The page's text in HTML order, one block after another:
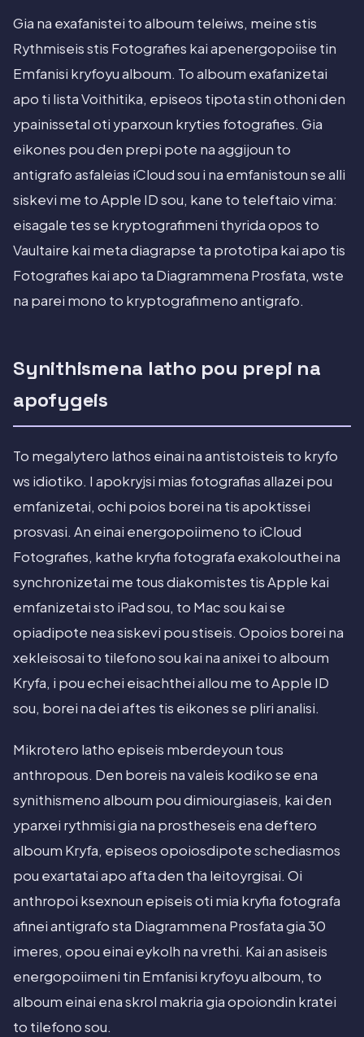
Gia na exafanistei to alboum teleiws, meine stis
Rythmiseis stis Fotografies kai apenergopoiise tin
Emfanisi kryfoyu alboum. To alboum exafanizetai
apo ti lista Voithitika, episeos tipota stin othoni den
ypainissetal oti yparxoun kryties fotografies. Gia
eikones pou den prepi pote na aggijoun to
antigrafo asfaleias iCloud sou i na emfanistoun se alli
siskevi me to Apple ID sou, kane to teleftaio vima:
eisagale tes se kryptografimeni thyrida opos to
Vaultaire kai meta diagrapse ta prototipa kai apo tis
Fotografies kai apo ta Diagrammena Prosfata, wste
na parei mono to kryptografimeno antigrafo.
Synithismena latho pou prepi na
apofygeis
To megalytero lathos einai na antistoisteis to kryfo
ws idiotiko. I apokryjsi mias fotografias allazei pou
emfanizetai, ochi poios borei na tis apoktissei
prosvasi. An einai energopoiimeno to iCloud
Fotografies, kathe kryfia fotografa exakolouthei na
synchronizetai me tous diakomistes tis Apple kai
emfanizetai sto iPad sou, to Mac sou kai se
opiadipote nea siskevi pou stiseis. Opoios borei na
xekleisosai to tilefono sou kai na anixei to alboum
Kryfa, i pou echei eisachthei allou me to Apple ID
sou, borei na dei aftes tis eikones se pliri analisi.
Mikrotero latho episeis mberdeyoun tous
anthropous. Den boreis na valeis kodiko se ena
synithismeno alboum pou dimiourgiaseis, kai den
yparxei rythmisi gia na prostheseis ena deftero
alboum Kryfa, episeos opoiosdipote schediasmos
pou exartatai apo afta den tha leitoyrgisai. Oi
anthropoi ksexnoun episeis oti mia kryfia fotografa
afinei antigrafo sta Diagrammena Prosfata gia 30
imeres, opou einai eykolh na vrethi. Kai an asiseis
energopoiimeni tin Emfanisi kryfoyu alboum, to
alboum einai ena skrol makria gia opoiondin kratei
to tilefono sou.